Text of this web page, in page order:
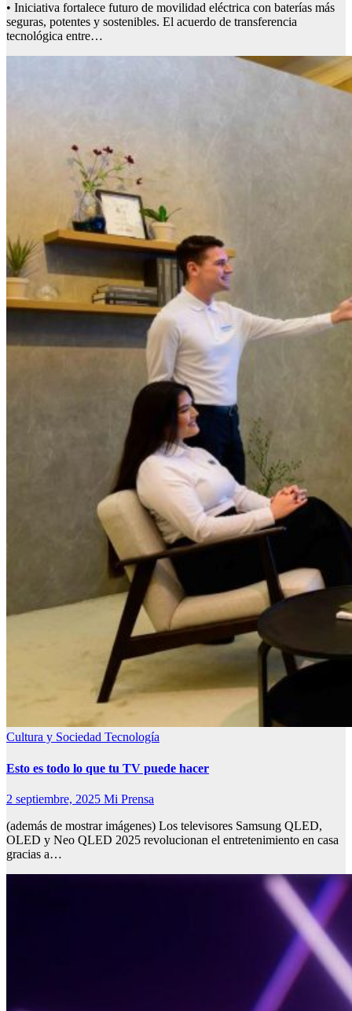
• Iniciativa fortalece futuro de movilidad eléctrica con baterías más
seguras, potentes y sostenibles. El acuerdo de transferencia
tecnológica entre…
Cultura y Sociedad Tecnología
Esto es todo lo que tu TV puede hacer
2 septiembre, 2025 Mi Prensa
(además de mostrar imágenes) Los televisores Samsung QLED,
OLED y Neo QLED 2025 revolucionan el entretenimiento en casa
gracias a…